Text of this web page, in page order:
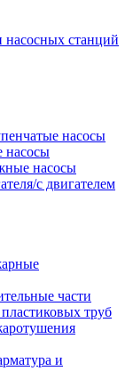
станций
насосы
насосы
насосы
с двигателем
части
труб
и